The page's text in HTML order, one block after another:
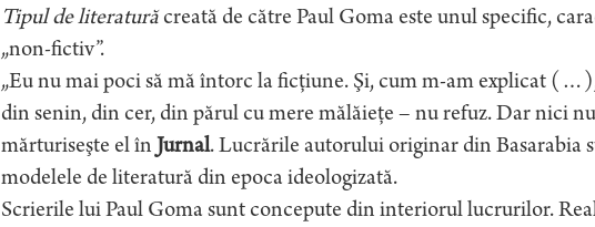
Tipul de literaturăcreată de către Paul Goma este unul specific,
„non-fictiv”.
„Eu nu mai poci să mă întorc la ficţiune. Şi, cum m-am explicat
din senin, din cer, din părul cu mere mălăieţe – nu refuz. Dar nici
mărturiseşte el în Jurnal. Lucrările autorului originar din Basarabia
modelele de literatură din epoca ideologizată.
Scrierile lui Paul Goma sunt concepute din interiorul lucrurilor.